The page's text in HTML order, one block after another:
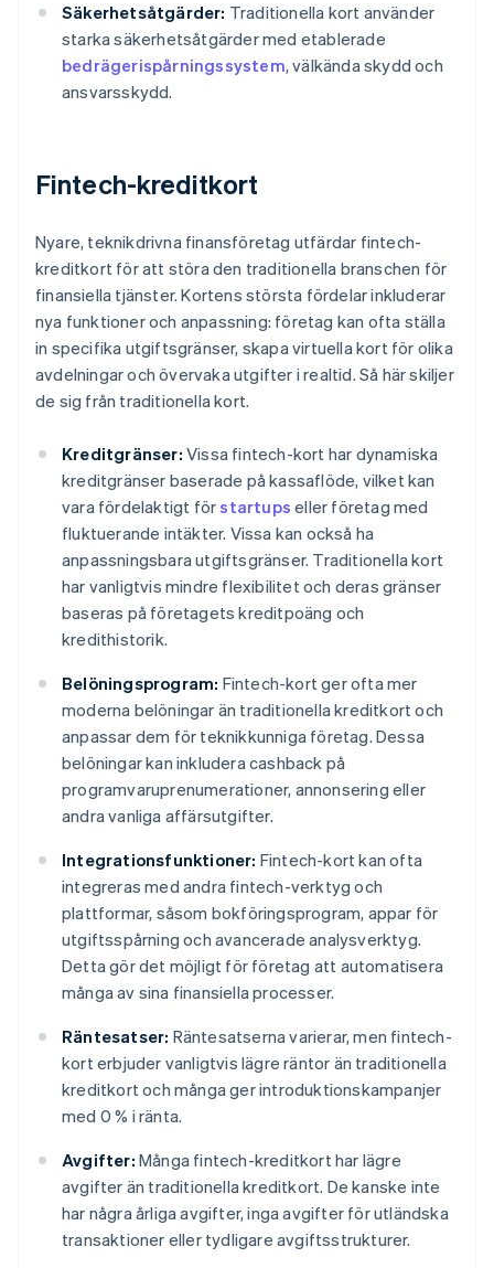
Säkerhetsåtgärder: Traditionella kort använder
starka säkerhetsåtgärder med etablerade
bedrägerispårningssystem, välkända skydd och
ansvarsskydd.
Fintech-kreditkort
Nyare, teknikdrivna finansföretag utfärdar fintech-
kreditkort för att störa den traditionella branschen för
finansiella tjänster. Kortens största fördelar inkluderar
nya funktioner och anpassning: företag kan ofta ställa
in specifika utgiftsgränser, skapa virtuella kort för olika
avdelningar och övervaka utgifter i realtid. Så här skiljer
de sig från traditionella kort.
Kreditgränser: Vissa fintech-kort har dynamiska
kreditgränser baserade på kassaflöde, vilket kan
vara fördelaktigt förstartups eller företag med
fluktuerande intäkter. Vissa kan också ha
anpassningsbara utgiftsgränser. Traditionella kort
har vanligtvis mindre flexibilitet och deras gränser
baseras på företagets kreditpoäng och
kredithistorik.
Belöningsprogram: Fintech-kort ger ofta mer
moderna belöningar än traditionella kreditkort och
anpassar dem för teknikkunniga företag. Dessa
belöningar kan inkludera cashback på
programvaruprenumerationer, annonsering eller
andra vanliga affärsutgifter.
Integrationsfunktioner: Fintech-kort kan ofta
integreras med andra fintech-verktyg och
plattformar, såsom bokföringsprogram, appar för
utgiftsspårning och avancerade analysverktyg.
Detta gör det möjligt för företag att automatisera
många av sina finansiella processer.
Räntesatser: Räntesatserna varierar, men fintech-
kort erbjuder vanligtvis lägre räntor än traditionella
kreditkort och många ger introduktionskampanjer
med 0 % i ränta.
Avgifter: Många fintech-kreditkort har lägre
avgifter än traditionella kreditkort. De kanske inte
har några årliga avgifter, inga avgifter för utländska
transaktioner eller tydligare avgiftsstrukturer.